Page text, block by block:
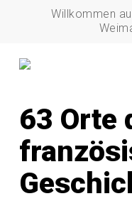
content
Willkommen
63 Orte